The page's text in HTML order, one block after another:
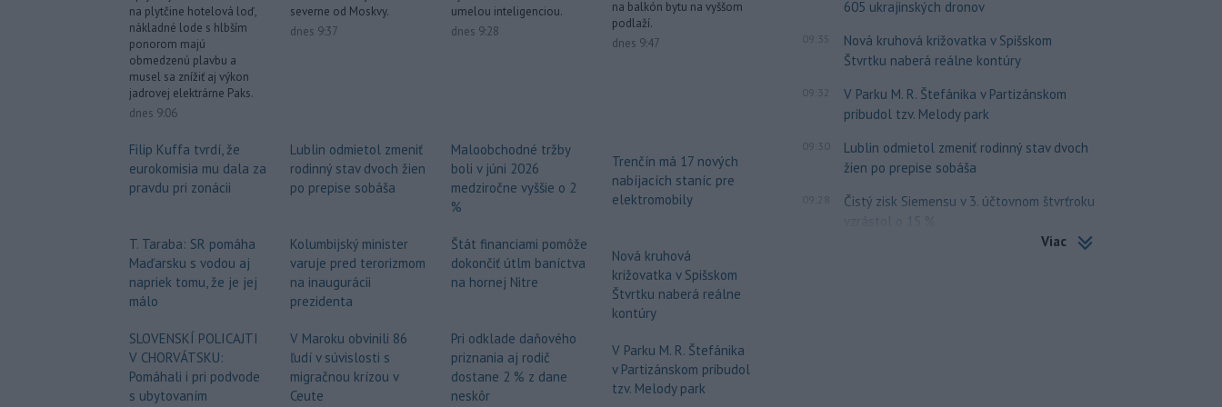
ostrova Szigetcsúcs na Dunaji v
maďarskej obci
Pri izraelskom útoku na juhu
Libanonu zahynul v stredu jeden
človek a ďalších 11 utrpelo zranenia.
že v danej oblasti začala novú vlnu
leteckých útokov. Stalo sa tak v reakcii
na údajné porušenie prímeria zo
strany hnutia Hizballáh.
na plytčine hotelová loď,
nákladné lode s hlbším
ponorom majú
obmedzenú plavbu a
musel sa znížiť aj výkon
jadrovej elektrárne Paks.
dnes 9:06
Filip Kuffa tvrdí, že
eurokomisia mu dala za
pravdu pri zonácii
T. Taraba: SR pomáha
Maďarsku s vodou aj
napriek tomu, že je jej
málo
SLOVENSKÍ POLICAJTI
V CHORVÁTSKU:
Pomáhali i pri podvode
s ubytovaním
severne od Moskvy.
dnes 9:37
Lublin odmietol zmeniť
rodinný stav dvoch žien
po prepise sobáša
Kolumbijský minister
varuje pred terorizmom
na inaugurácii
prezidenta
V Maroku obvinili 86
ľudí v súvislosti s
migračnou krízou v
Ceute
umelou inteligenciou.
dnes 9:28
Maloobchodné tržby
boli v júni 2026
medziročne vyššie o 2
%
Štát financiami pomôže
dokončiť útlm baníctva
na hornej Nitre
Pri odklade daňového
priznania aj rodič
dostane 2 % z dane
neskôr
na balkón bytu na vyššom
podlaží.
dnes 9:47
Trenčín má 17 nových
nabíjacích staníc pre
elektromobily
Nová kruhová
križovatka v Spišskom
Štvrtku naberá reálne
kontúry
V Parku M. R. Štefánika
v Partizánskom pribudol
tzv. Melody park
605 ukrajinských dronov
09:35
Nová kruhová križovatka v Spišskom
Štvrtku naberá reálne kontúry
09:32
V Parku M. R. Štefánika v Partizánskom
pribudol tzv. Melody park
09:30
Lublin odmietol zmeniť rodinný stav dvoch
žien po prepise sobáša
Čistý zisk Siemensu v 3. účtovnom štvrťroku
vzrástol o 15 %
Viac